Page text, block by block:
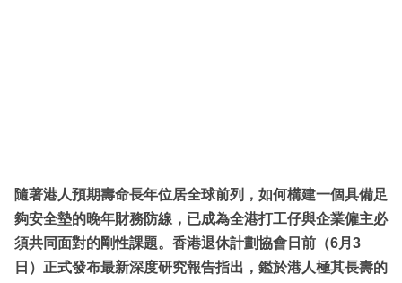
區
隨著港人預期壽命長年位居全球前列，如何構建一個具備足
夠安全墊的晚年財務防線，已成為全港打工仔與企業僱主必
須共同面對的剛性課題。香港退休計劃協會日前（6月3
日）正式發布最新深度研究報告指出，鑑於港人極其長壽的